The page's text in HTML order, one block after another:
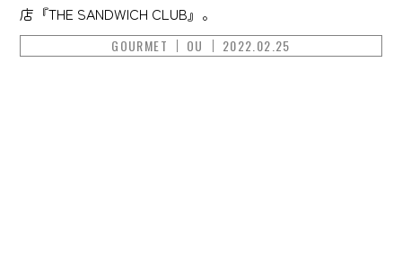
店『THE SANDWICH CLUB』。
GOURMET OU 2022.02.25